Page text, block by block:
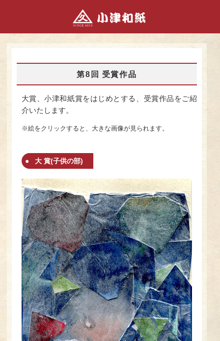
第8回 受賞作品
大賞、小津和紙賞をはじめとする、受賞作品をご紹
介いたします。
※絵をクリックすると、大きな画像が見られます。
大 賞(子供の部)